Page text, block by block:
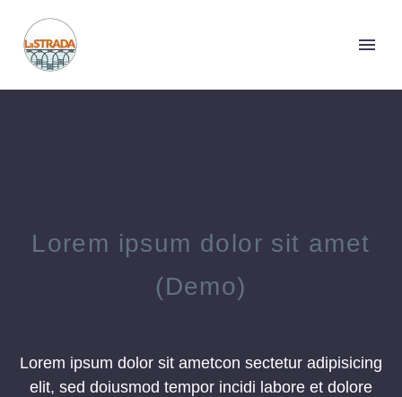
Lorem ipsum dolor sit amet
(Demo)
Lorem ipsum dolor sit ametcon sectetur adipisicing
elit, sed doiusmod tempor incidi labore et dolore